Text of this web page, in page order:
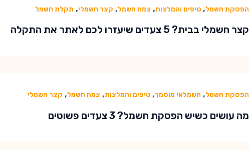
הפסקת חשמל, טיפים והמלצות, צמח חשמל, קצר חשמלי, תקלת חשמל
קצר חשמלי בבית? 5 צעדים שיעזרו לכם לאתר את התקלה
הפסקת חשמל, חשמלאי מוסמך, טיפים והמלצות, צמח חשמל, קצר חשמלי
מה עושים כשיש הפסקת חשמל? 3 צעדים פשוטים